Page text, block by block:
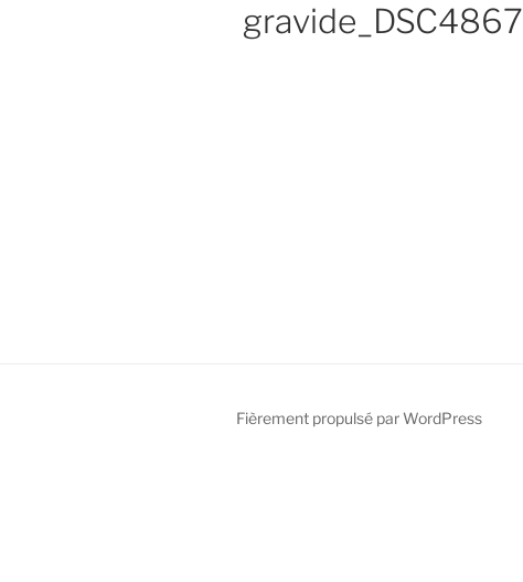
gravide_DSC4867
Fièrement propulsé par WordPress